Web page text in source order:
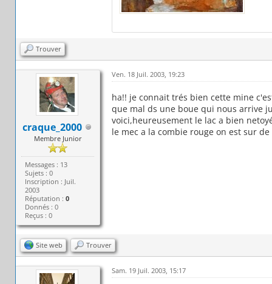
Trouver
craque_2000
Membre Junior
Messages : 13
Sujets : 0
Inscription : Juil.
2003
Réputation :0
Donnés : 0
Reçus : 0
Ven. 18 Juil. 2003, 19:23
ha!! je connait trés bien cette mine
que mal ds une boue qui nous arrive
voici,heureusement le lac a bien
le mec a la combie rouge on est sur
Site web Trouver
Sam. 19 Juil. 2003, 15:17